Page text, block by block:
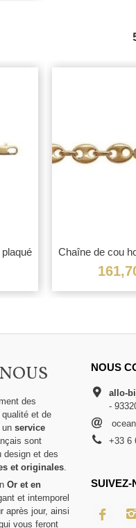
Chaîne de cou
or...
des
qualité et de
un service
sont
design et des
et originales.
Or et en
et intemporel
après jour, ainsi
vous feront
NOUS
allo-
-
+33 6
SUIVEZ-